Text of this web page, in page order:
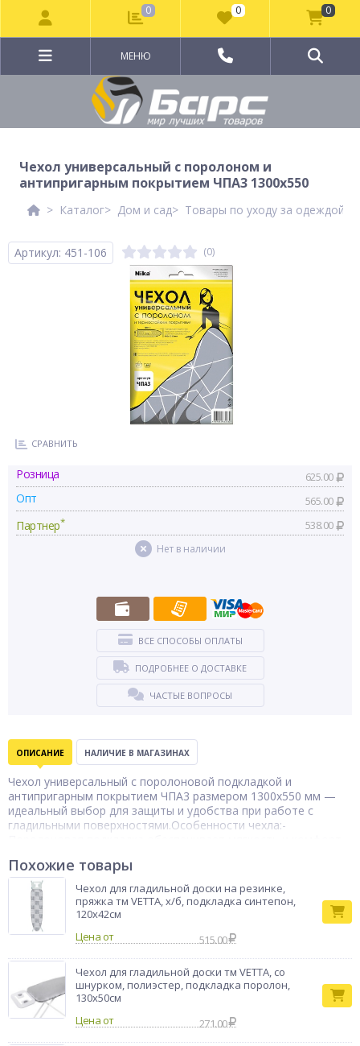
МЕНЮ
Чехол универсальный с поролоном и
антипригарным покрытием ЧПА3 1300х550
Каталог Дом и сад Товары по уходу за одеждой и
Артикул: 451-106 (0)
СРАВНИТЬ
Розница 625.00
Опт 565.00
Партнер* 538.00
Нет в наличии
ВСЕ СПОСОБЫ ОПЛАТЫ
ПОДРОБНЕЕ О ДОСТАВКЕ
ЧАСТЫЕ ВОПРОСЫ
ОПИСАНИЕ НАЛИЧИЕ В МАГАЗИНАХ
Чехол универсальный с поролоновой подкладкой и
антипригарным покрытием ЧПА3 размером 1300x550 мм —
идеальный выбор для защиты и удобства при работе с
гладильными поверхностями.Особенности чехла:-
предотвращает прилипание ткани и облегчает процесс
глажки;- Размер подходит для большинства гладильных
досок и столешниц.Приобретая этот чехол, вы получаете
надёжную защиту и удобство в работе с утюгом, а также
экономите время и усилия при глажке.
НИКА
Похожие товары
Чехол для гладильной доски на резинке,
пряжка тм VETTA, х/б, подкладка синтепон,
120х42см
Цена от
515.00
Чехол для гладильной доски тм VETTA, со
шнурком, полиэстер, подкладка поролон,
130х50см
Цена от
271.00
0 0 0